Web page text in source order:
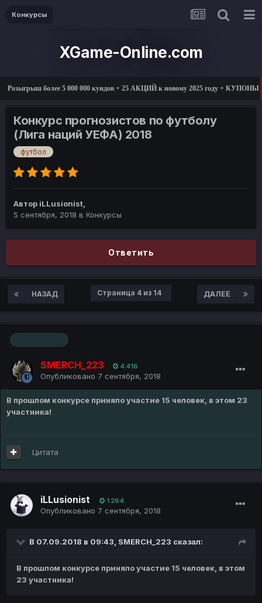
Конкурсы
XGame-Online.com
более 5 000 000 куидов + 25 АКЦИЙ к новому 2025 году + КУПОНЫ +
Конкурс прогнозистов по футболу
(Лига наций УЕФА) 2018
футбол
Автор iLLusionist,
5 сентября, 2018 в Конкурсы
Ответить
НАЗАД ДАЛЕЕ
Страница 4 из 14
SMERCH_223 4 416
Опубликовано 7 сентября, 2018
В прошлом конкурсе приняло участие 15 человек, в этом 23
участника!
Цитата
iLLusionist 1 264
Опубликовано 7 сентября, 2018
В 07.09.2018 в 09:43, SMERCH_223 сказал:
В прошлом конкурсе приняло участие 15 человек, в этом
23 участника!